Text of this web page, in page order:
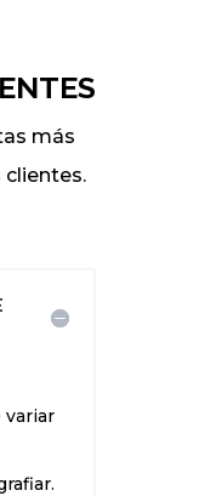
más
clientes.
variar